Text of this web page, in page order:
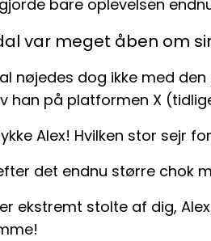
bare oplevelsen
var meget åben om
nøjedes dog ikke med
han på platformen X
Alex! Hvilken stor sejr
det endnu større chok
ekstremt stolte af dig,